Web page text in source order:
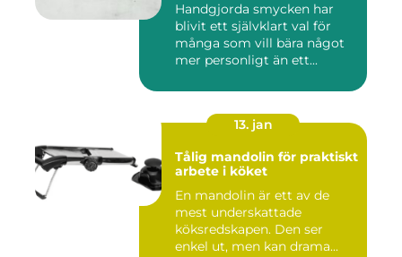
Handgjorda smycken har
blivit ett självklart val för
många som vill bära något
mer personligt än ett...
13. jan
Tålig mandolin för praktiskt
arbete i köket
En mandolin är ett av de
mest underskattade
köksredskapen. Den ser
enkel ut, men kan drama...